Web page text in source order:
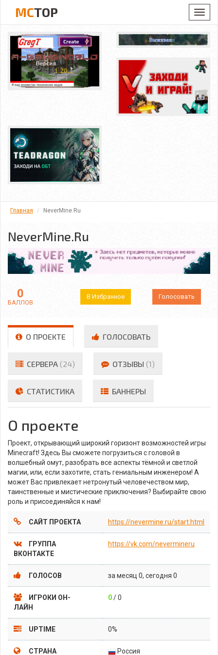
MCTOP
Главная NeverMine.Ru
NeverMine.Ru
0
БАЛЛОВ
В Избранное Голосовать
О ПРОЕКТЕ ГОЛОСОВАТЬ
СЕРВЕРА (24) ОТЗЫВЫ (1)
СТАТИСТИКА БАННЕРЫ
О проекте
Проект, открывающий широкий горизонт возможностей игры
Minecraft! Здесь Вы сможете погрузиться с головой в
волшебный омут, разобрать все аспекты тёмной и светлой
магии, или, если захотите, стать гениальным инженером! А
может Вас привлекает нетронутый человечеством мир,
таинственные и мистические приключения? Выбирайте свою
роль и присоединяйся к нам!
САЙТ ПРОЕКТА https://nevermine.ru/start.html
ГРУППА
ВКОНТАКТЕ
https://vk.com/nevermineru
ГОЛОСОВ за месяц 0, сегодня 0
ИГРОКИ ОН-
ЛАЙН
0/ 0
UPTIME 0%
СТРАНА Россия